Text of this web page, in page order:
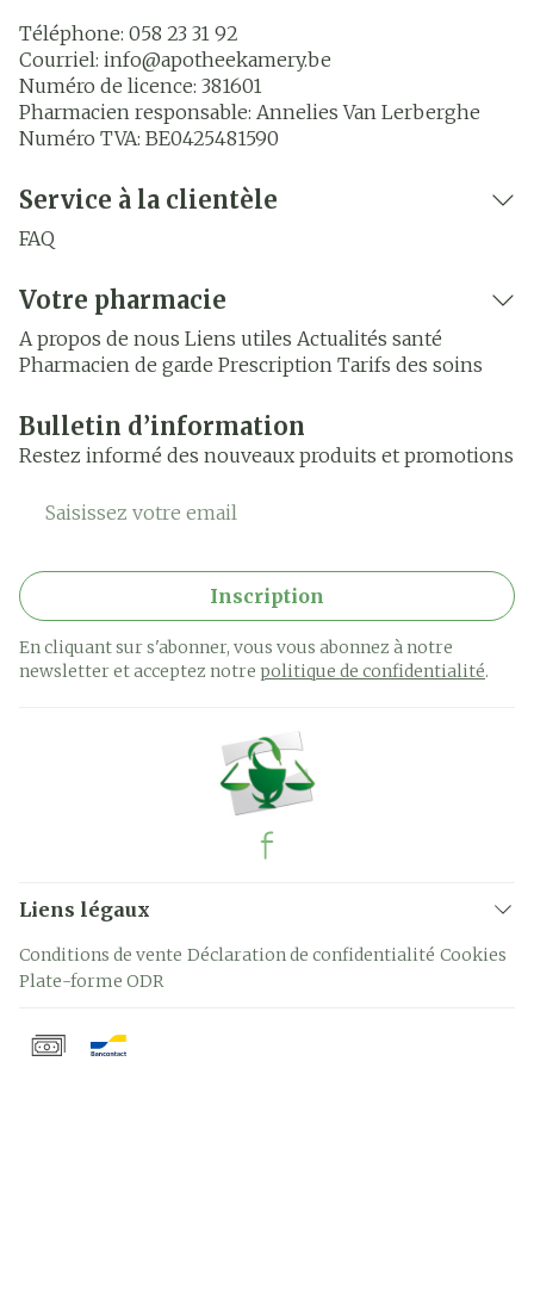
Téléphone: 058 23 31 92
Courriel: info@apotheekamery.be
Numéro de licence: 381601
Pharmacien responsable: Annelies Van Lerberghe
Numéro TVA: BE0425481590
Service à la clientèle
FAQ
Votre pharmacie
A propos de nous Liens utiles Actualités santé
Pharmacien de garde Prescription Tarifs des soins
Bulletin d’information
Restez informé des nouveaux produits et promotions
Adresse mail
Inscription
En cliquant sur s'abonner, vous vous abonnez à notre
newsletter et acceptez notre politique de confidentialité.
Liens légaux
Conditions de vente Déclaration de confidentialité Cookies
Plate-forme ODR